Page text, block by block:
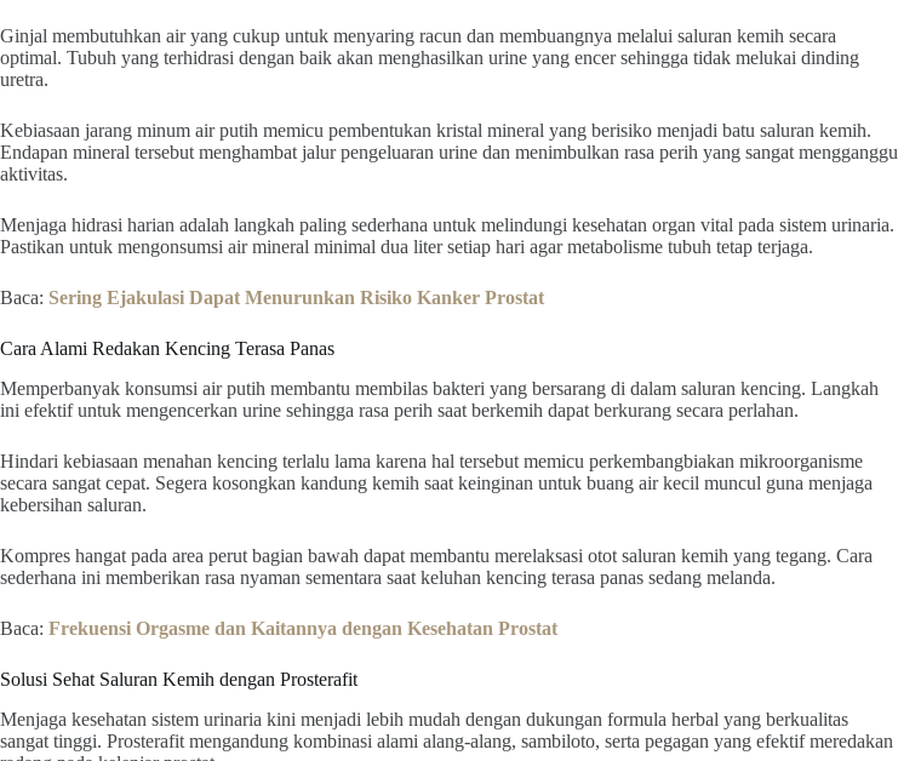
Ginjal membutuhkan air yang cukup untuk menyaring racun dan membuangnya melalui saluran kemih secara
optimal. Tubuh yang terhidrasi dengan baik akan menghasilkan urine yang encer sehingga tidak melukai dinding
uretra.
Kebiasaan jarang minum air putih memicu pembentukan kristal mineral yang berisiko menjadi batu saluran kemih.
Endapan mineral tersebut menghambat jalur pengeluaran urine dan menimbulkan rasa perih yang sangat mengganggu
aktivitas.
Menjaga hidrasi harian adalah langkah paling sederhana untuk melindungi kesehatan organ vital pada sistem urinaria.
Pastikan untuk mengonsumsi air mineral minimal dua liter setiap hari agar metabolisme tubuh tetap terjaga.
Baca: Sering Ejakulasi Dapat Menurunkan Risiko Kanker Prostat
Cara Alami Redakan Kencing Terasa Panas
Memperbanyak konsumsi air putih membantu membilas bakteri yang bersarang di dalam saluran kencing. Langkah
ini efektif untuk mengencerkan urine sehingga rasa perih saat berkemih dapat berkurang secara perlahan.
Hindari kebiasaan menahan kencing terlalu lama karena hal tersebut memicu perkembangbiakan mikroorganisme
secara sangat cepat. Segera kosongkan kandung kemih saat keinginan untuk buang air kecil muncul guna menjaga
kebersihan saluran.
Kompres hangat pada area perut bagian bawah dapat membantu merelaksasi otot saluran kemih yang tegang. Cara
sederhana ini memberikan rasa nyaman sementara saat keluhan kencing terasa panas sedang melanda.
Baca: Frekuensi Orgasme dan Kaitannya dengan Kesehatan Prostat
Solusi Sehat Saluran Kemih dengan Prosterafit
Menjaga kesehatan sistem urinaria kini menjadi lebih mudah dengan dukungan formula herbal yang berkualitas
sangat tinggi. Prosterafit mengandung kombinasi alami alang-alang, sambiloto, serta pegagan yang efektif meredakan